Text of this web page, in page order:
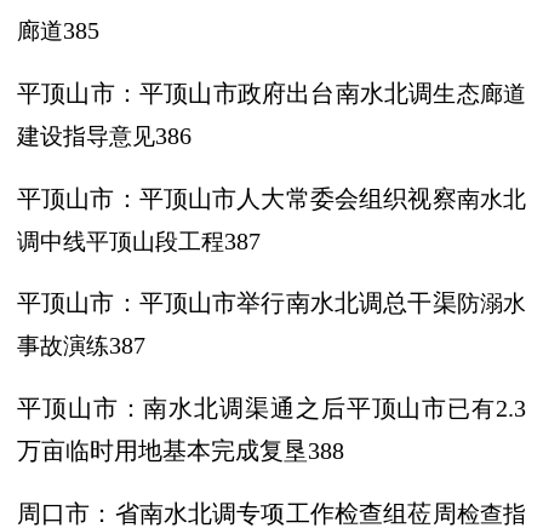
廊道385
平顶山市：平顶山市政府出台南水北调生态廊道
建设指导意见386
平顶山市：平顶山市人大常委会组织视察南水北
调中线平顶山段工程387
平顶山市：平顶山市举行南水北调总干渠防溺水
事故演练387
平顶山市：南水北调渠通之后平顶山市已有2.3
万亩临时用地基本完成复垦388
周口市：省南水北调专项工作检查组莅周检查指